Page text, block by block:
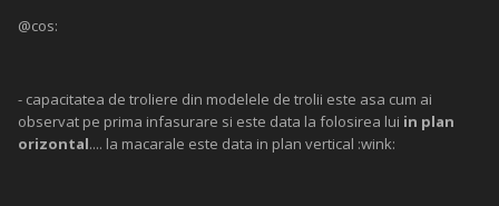
@cos:
- capacitatea de troliere din modelele de trolii este asa cum ai
observat pe prima infasurare si este data la folosirea lui in plan
orizontal.... la macarale este data in plan vertical :wink: